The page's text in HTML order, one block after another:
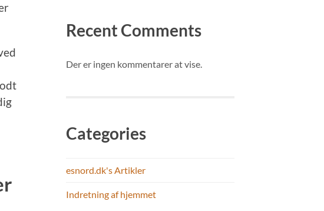
Recent Comments
Der er ingen kommentarer at vise.
Categories
esnord.dk's Artikler
Indretning af hjemmet